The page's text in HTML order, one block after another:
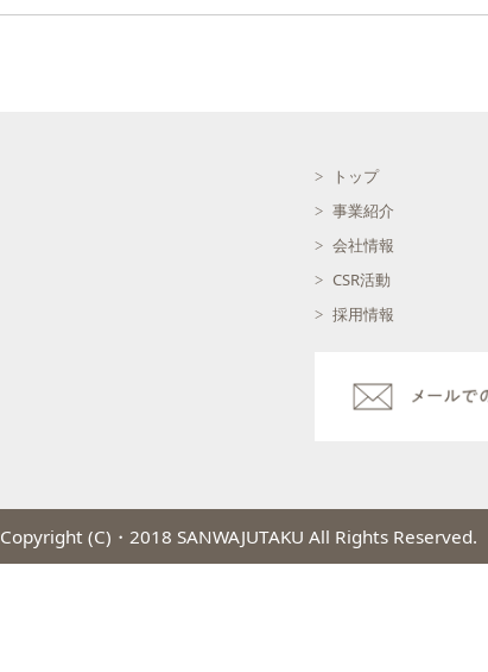
トップ
事業紹介
会社情報
CSR活動
採用情報
Copyright (C)・2018 SANWAJUTAKU All Rights Reserved.